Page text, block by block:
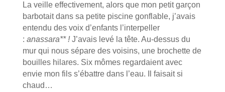
La veille effectivement, alors que mon petit garçon
barbotait dans sa petite piscine gonflable, j’avais
entendu des voix d’enfants l’interpeller
: anassara** !J’avais levé la tête. Au-dessus du
mur qui nous sépare des voisins, une brochette de
bouilles hilares. Six mômes regardaient avec
envie mon fils s’ébattre dans l’eau. Il faisait si
chaud…